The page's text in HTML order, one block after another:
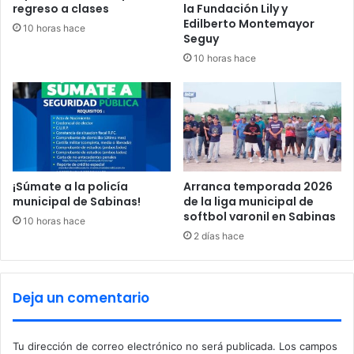
u
e
e
a
i
a
m
b
a
m
y
e
s
r
e
s
o
d
regreso a clases
10 horas hace
la Fundación Lily y
Edilberto Montemayor
Seguy
10 horas hace
¡Súmate a la policía
municipal de Sabinas!
10 horas hace
Arranca temporada 2026
de la liga municipal de
softbol varonil en Sabinas
2 días hace
Deja un comentario
Tu dirección de correo electrónico no será publicada. Los campos